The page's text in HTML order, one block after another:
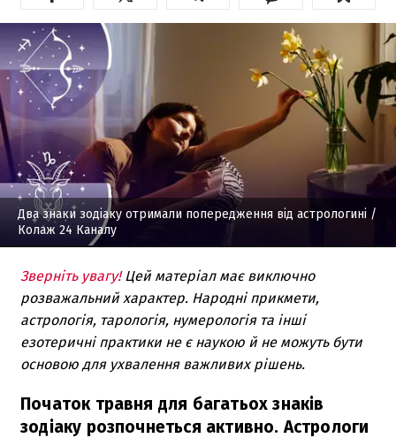
Два знаки зодіаку отримали попередження від астрологині /
Колаж 24 Каналу
Зверніть увагу! Цей матеріал має виключно
розважальний характер. Народні прикмети,
астрологія, тарологія, нумерологія та інші
езотеричні практики не є наукою й не можуть бути
основою для ухвалення важливих рішень.
Початок травня для багатьох знаків
зодіаку розпочнеться активно. Астрологи